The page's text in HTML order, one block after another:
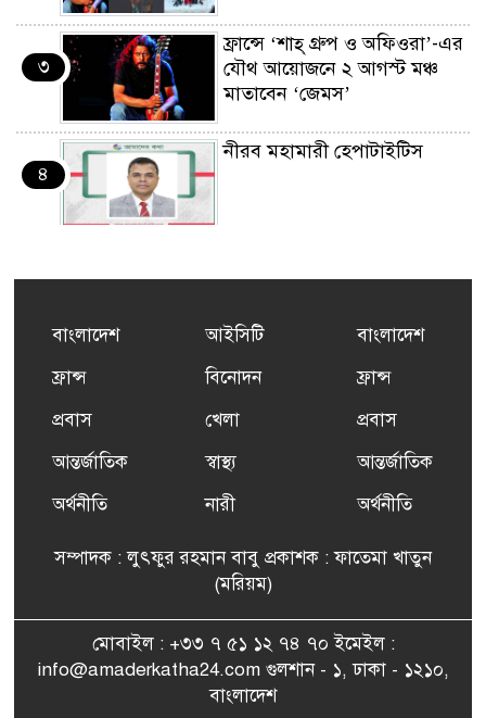
৩
ফ্রান্সে ‘শাহ্ গ্রুপ ও অফিওরা’-এর
যৌথ আয়োজনে ২ আগস্ট মঞ্চ
মাতাবেন ‘জেমস’
৪
নীরব মহামারী হেপাটাইটিস
৫
এর সম্পূর্ণ বিনামূল্যের সুশি
ফ্রান্সসহ ইউরোপীয় দেশসমূহে
দাবদাহ: কারণ, প্রভাব ও করণীয়
ফ্রান্সে সংবর্ধিত হলেন যুক্তরাজ্য
বিএনপি’র আহ্বায়ক কমিটির
সাংবাদিকতায় কৃতিত্বের পুরস্কার
এমপি মমতাজ আলোকে
বাংলাদেশ
ফ্রান্স
প্রবাস
আন্তর্জাতিক
অর্থনীতি
আইসিটি
বিনোদন
খেলা
স্বাস্থ্য
নারী
বাংলাদেশ
ফ্রান্স
প্রবাস
আন্তর্জাতিক
অর্থনীতি
সম্পাদক : লুৎফুর রহমান বাবু প্রকাশক : ফাতেমা খাতুন
(মরিয়ম)
মোবাইল : +৩৩ ৭ ৫১ ১২ ৭৪ ৭০ ইমেইল :
info@amaderkatha24.com গুলশান - ১, ঢাকা - ১২১০,
বাংলাদেশ